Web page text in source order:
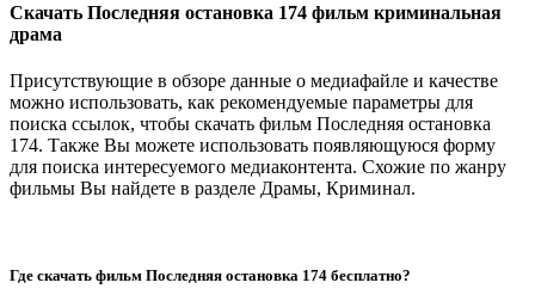
Скачать Последняя остановка 174 фильм криминальная
драма
Присутствующие в обзоре данные о медиафайле и качестве
можно использовать, как рекомендуемые параметры для
поиска ссылок, чтобы скачать фильм Последняя остановка
174. Также Вы можете использовать появляющуюся форму
для поиска интересуемого медиаконтента. Схожие по жанру
фильмы Вы найдете в разделе Драмы, Криминал.
Где скачать фильм Последняя остановка 174 бесплатно?